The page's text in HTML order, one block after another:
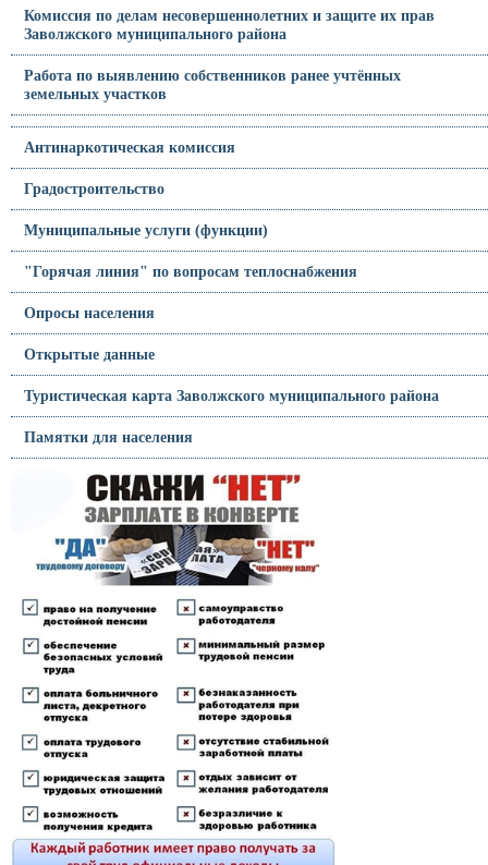
Комиссия по делам несовершеннолетних и защите их прав
Заволжского муниципального района
Работа по выявлению собственников ранее учтённых
земельных участков
Антинаркотическая комиссия
Градостроительство
Муниципальные услуги (функции)
"Горячая линия" по вопросам теплоснабжения
Опросы населения
Открытые данные
Туристическая карта Заволжского муниципального района
Памятки для населения